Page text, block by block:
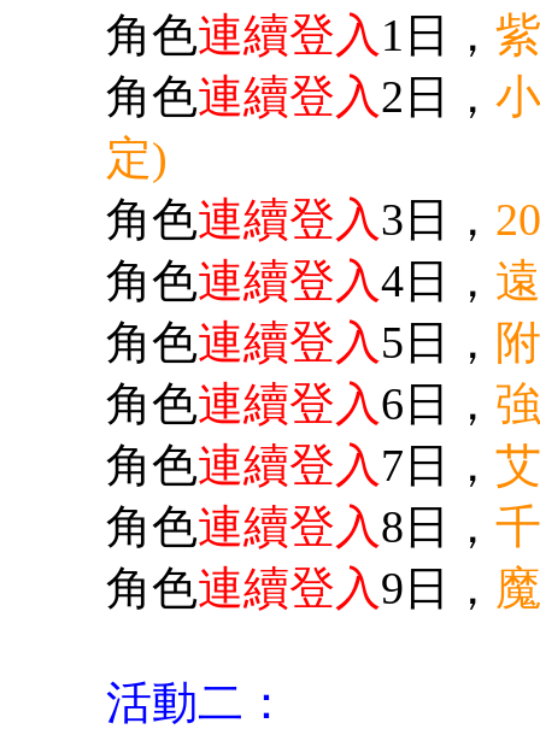
角色連續登入 1日，
角色連續登入2日，
定)
角色連續登入3日，
角色連續登入4日，
角色連續登入 5日，
角色連續登入6日，
角色連續登入 7日，
角色連續登入8日，
角色連續登入9日，
活動二：